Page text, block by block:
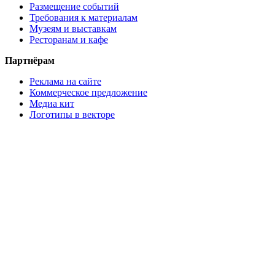
Размещение событий
Требования к материалам
Музеям и выставкам
Ресторанам и кафе
Партнёрам
Реклама на сайте
Коммерческое предложение
Медиа кит
Логотипы в векторе